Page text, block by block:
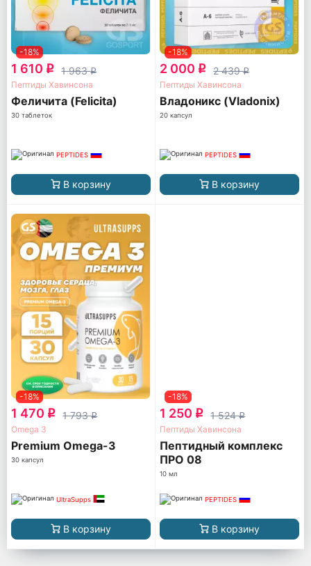
-18%
1 610 q 1 963q
Пептиды Хавинсона
Феличита (Felicita)
30 таблеток
PEPTIDES
В корзину
-18%
2 000 q 2 439q
Пептиды Хавинсона
Владоникс (Vladonix)
20 капсул
PEPTIDES
В корзину
-18%
1 470 q 1 793q
Omega 3
Premium Omega-3
30 капсул
UltraSupps
В корзину
-18%
1 250 q 1 524q
Пептиды Хавинсона
Пептидный комплекс
ПРО 08
10 мл
PEPTIDES
В корзину